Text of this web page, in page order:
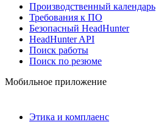
Производственный календарь
Требования к ПО
Безопасный HeadHunter
HeadHunter API
Поиск работы
Поиск по резюме
Мобильное приложение
Этика и комплаенс